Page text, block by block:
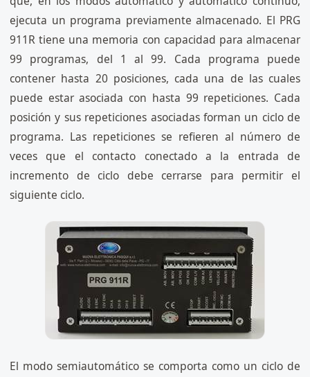
ejecuta un programa previamente almacenado. El PRG
911R tiene una memoria con capacidad para almacenar
99 programas, del 1 al 99. Cada programa puede
contener hasta 20 posiciones, cada una de las cuales
puede estar asociada con hasta 99 repeticiones. Cada
posición y sus repeticiones asociadas forman un ciclo de
programa. Las repeticiones se refieren al número de
veces que el contacto conectado a la entrada de
incremento de ciclo debe cerrarse para permitir el
siguiente ciclo.
El modo semiautomático se comporta como un ciclo de